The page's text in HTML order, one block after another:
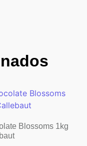
Blossoms 1kg